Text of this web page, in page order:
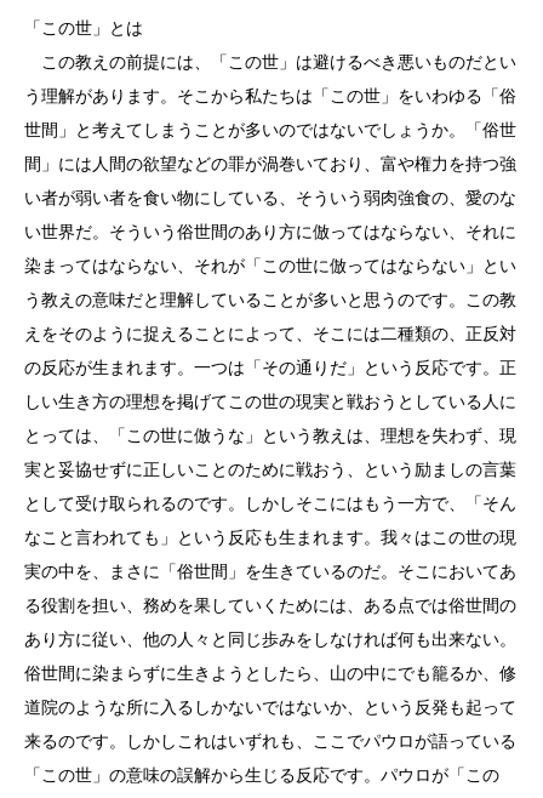
「この世」とは
この教えの前提には、「この世」は避けるべき悪いものだとい
う理解があります。そこから私たちは「この世」をいわゆる「俗
世間」と考えてしまうことが多いのではないでしょうか。「俗世
間」には人間の欲望などの罪が渦巻いており、富や権力を持つ強
い者が弱い者を食い物にしている、そういう弱肉強食の、愛のな
い世界だ。そういう俗世間のあり方に倣ってはならない、それに
染まってはならない、それが「この世に倣ってはならない」とい
う教えの意味だと理解していることが多いと思うのです。この教
えをそのように捉えることによって、そこには二種類の、正反対
の反応が生まれます。一つは「その通りだ」という反応です。正
しい生き方の理想を掲げてこの世の現実と戦おうとしている人に
とっては、「この世に倣うな」という教えは、理想を失わず、現
実と妥協せずに正しいことのために戦おう、という励ましの言葉
として受け取られるのです。しかしそこにはもう一方で、「そん
なこと言われても」という反応も生まれます。我々はこの世の現
実の中を、まさに「俗世間」を生きているのだ。そこにおいてあ
る役割を担い、務めを果していくためには、ある点では俗世間の
あり方に従い、他の人々と同じ歩みをしなければ何も出来ない。
俗世間に染まらずに生きようとしたら、山の中にでも籠るか、修
道院のような所に入るしかないではないか、という反発も起って
来るのです。しかしこれはいずれも、ここでパウロが語っている
「この世」の意味の誤解から生じる反応です。パウロが「この